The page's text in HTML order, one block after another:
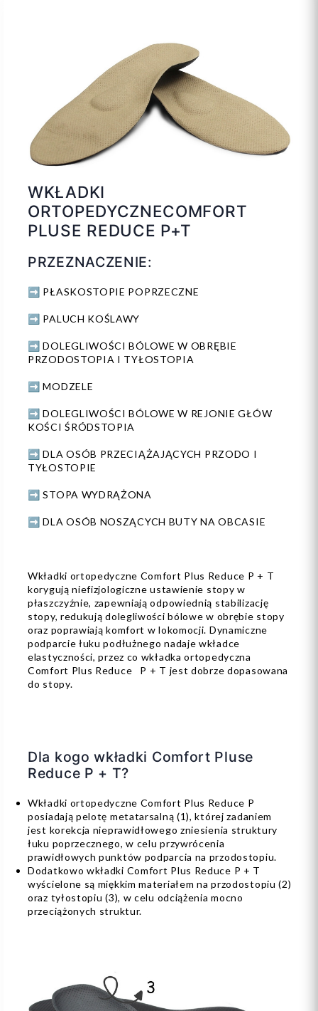
WKŁADKI
ORTOPEDYCZNECOMFORT
PLUSE REDUCE P+T
PRZEZNACZENIE:
➡️ PŁASKOSTOPIE POPRZECZNE
➡️ PALUCH KOŚLAWY
➡️ DOLEGLIWOŚCI BÓLOWE W OBRĘBIE
PRZODOSTOPIA I TYŁOSTOPIA
➡️ MODZELE
➡️ DOLEGLIWOŚCI BÓLOWE W REJONIE GŁÓW
KOŚCI ŚRÓDSTOPIA
➡️ DLA OSÓB PRZECIĄŻAJĄCYCH PRZODO I
TYŁOSTOPIE
➡️ STOPA WYDRĄŻONA
➡️ DLA OSÓB NOSZĄCYCH BUTY NA OBCASIE
Wkładki ortopedyczne Comfort Plus Reduce P + T
korygują niefizjologiczne ustawienie stopy w
płaszczyźnie, zapewniają odpowiednią stabilizację
stopy, redukują dolegliwości bólowe w obrębie stopy
oraz poprawiają komfort w lokomocji. Dynamiczne
podparcie łuku podłużnego nadaje wkładce
elastyczności, przez co wkładka ortopedyczna
Comfort Plus Reduce P + T jest dobrze dopasowana
do stopy.
Dla kogo wkładki Comfort Pluse
Reduce P + T?
Wkładki ortopedyczne Comfort Plus Reduce P
posiadają pelotę metatarsalną (1), której zadaniem
jest korekcja nieprawidłowego zniesienia struktury
łuku poprzecznego, w celu przywrócenia
prawidłowych punktów podparcia na przodostopiu.
Dodatkowo wkładki Comfort Plus Reduce P + T
wyścielone są miękkim materiałem na przodostopiu (2)
oraz tyłostopiu (3), w celu odciążenia mocno
przeciążonych struktur.